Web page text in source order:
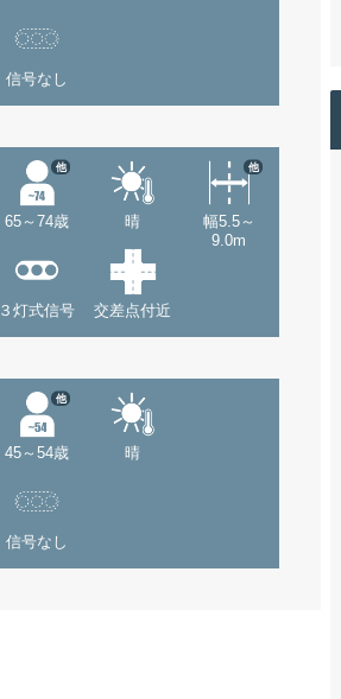
信号なし
65～74歳
他
晴
幅5.5～
9.0m
他
３灯式信号 交差点付近
45～54歳
他
晴
信号なし